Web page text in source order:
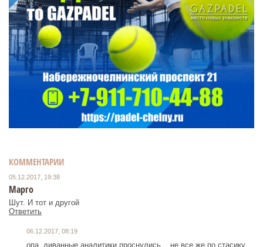
КОММЕНТАРИИ
05.12.2017, 19:38
Марго
Шут. И тот и другой
Ответить
06.12.2017, 08:19
опа, диванные аналитики проснулись... не все же по стасику